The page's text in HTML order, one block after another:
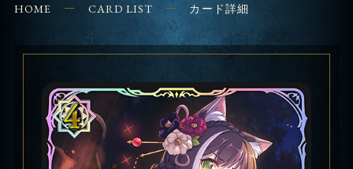
HOME CARD LIST カード詳細